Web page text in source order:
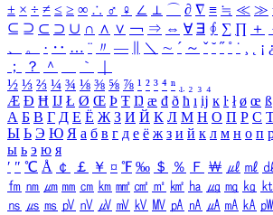
± × ÷ ≠ ≤ ≥ ∞ ∴ ♂ ♀ ∠ ⊥ ⌒ ∂ ∇ ≡ ≒ ≪ ≫
⊆ ⊇ ⊂ ⊃ ∪ ∩ ∧ ∨ ￢ ⇒ ⇔ ∀ ∃ ∮ ∑ ∏ ＋
、
。 · ‥ … ¨ 〃 ― ＼ ∼ ´ ～ ˇ ˘ ˝ ˚ ˙ ¸ ¡ ¿
；
？ ＾ ｀
½ ⅓ ⅔ ¼ ¾ ⅛ ⅜ ⅝ ⅞ ¹ ² ³ ⁴ ⁿ ₁ ₂ ₃ ₄
Æ Ð Ħ Ĳ Ł Ø Œ Þ Ŧ Ŋ æ đ ð ħ ı ĳ ĸ ŀ ł ø œ ß
А Б В Г Д Е Ё Ж З И Й К Л М Н О П Р С
Ы Ь Э Ю Я а б в г д е ё ж з и й к л м н о п
ы ь э ю я
′ ″ ℃ Å ￠ ￡ ￥ ¤ ℉ ‰ ＄ ％ Ｆ ￦ ㎕ ㎖
㎙ ㎚ ㎛ ㎜ ㎝ ㎞ ㎟ ㎠ ㎡ ㎢ ㏊ ㎍ ㎎ ㎏ ㏏
㎱ ㎲ ㎳ ㎴ ㎵ ㎶ ㎷ ㎸ ㎹ ㎀ ㎁ ㎂ ㎃ ㎄ ㎺